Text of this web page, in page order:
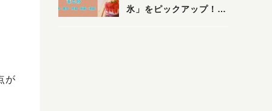
が
氷」をピックアップ！